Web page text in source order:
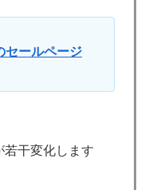
セールページ
若干変化します